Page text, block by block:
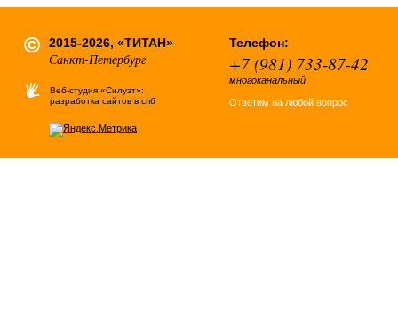
2015-2026, «ТИТАН»
Санкт-Петербург
Веб-студия «Силуэт»:
разработка сайтов в спб
Телефон:
+7 (981) 733-87-42
многоканальный
Ответим на любой вопрос